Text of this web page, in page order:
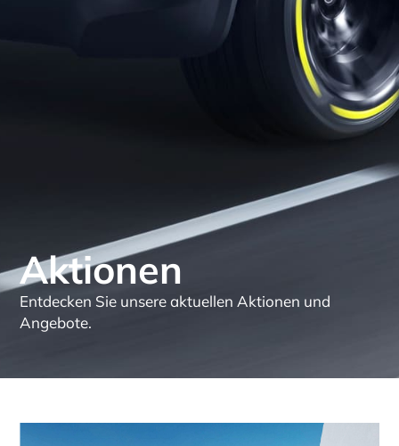
Aktionen
Entdecken Sie unsere aktuellen Aktionen und
Angebote.